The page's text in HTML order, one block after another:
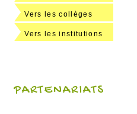
Vers les collèges
Vers les institutions
PARTENARIATS